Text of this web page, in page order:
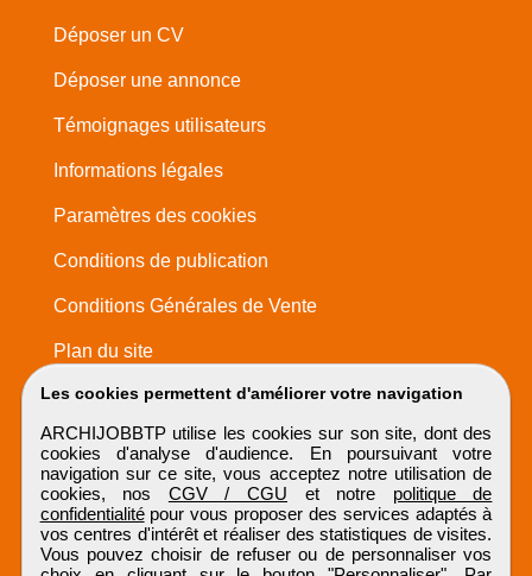
Les cookies permettent d'améliorer votre navigation
ARCHIJOBBTP utilise les cookies sur son site, dont des
cookies d'analyse d'audience. En poursuivant votre
navigation sur ce site, vous acceptez notre utilisation de
cookies, nos CGV / CGU et notre politique de
confidentialitépour vous proposer des services adaptés à
vos centres d'intérêt et réaliser des statistiques de visites.
Vous pouvez choisir de refuser ou de personnaliser vos
Déposer un CV
Déposer une annonce
Témoignages utilisateurs
Informations légales
Paramètres des cookies
Conditions de publication
Conditions Générales de Vente
Plan du site